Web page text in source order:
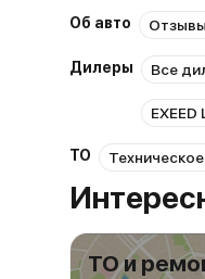
Об авто Отзывы
Дилеры Все
ТО
ТО и